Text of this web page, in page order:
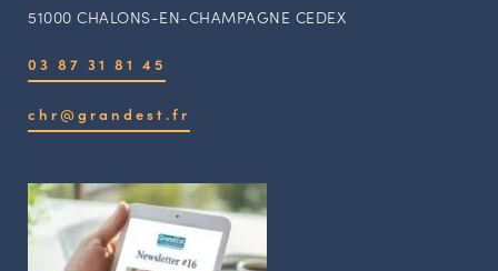
51000 CHALONS-EN-CHAMPAGNE CEDEX
03 87 31 81 45
chr@grandest.fr